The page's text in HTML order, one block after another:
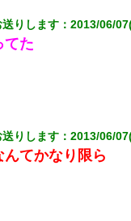
りします ：2013/06/
てた
りします ：2013/06/
てかなり限ら